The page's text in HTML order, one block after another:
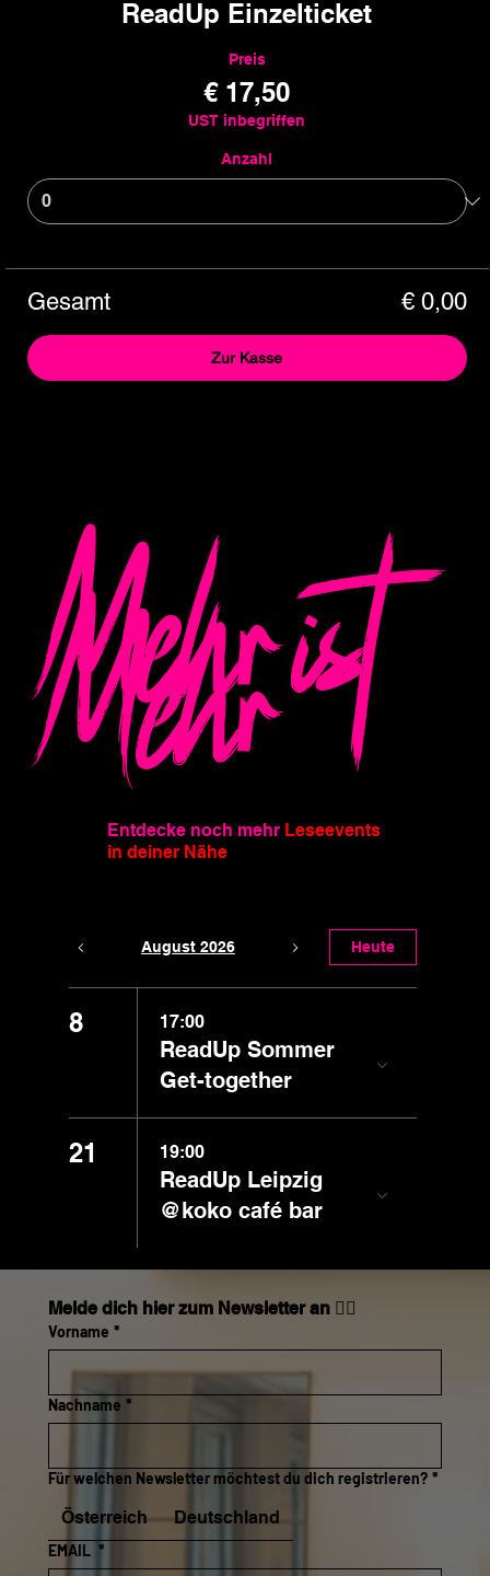
ReadUp Einzelticket
Preis
€ 17,50
UST inbegriffen
Anzahl
Gesamt € 0,00
Zur Kasse
Mehr ist
Mehr
Entdecke noch mehr Leseevents
in deiner Nähe
August 2026 Heute
8 17:00
ReadUp Sommer
Get-together
21 19:00
ReadUp Leipzig
@koko café bar
Melde dich hier zum Newsletter an 👇🏼
Vorname *
Nachname *
Für welchen Newsletter möchtest du dich registrieren? *
Österreich Deutschland
EMAIL *